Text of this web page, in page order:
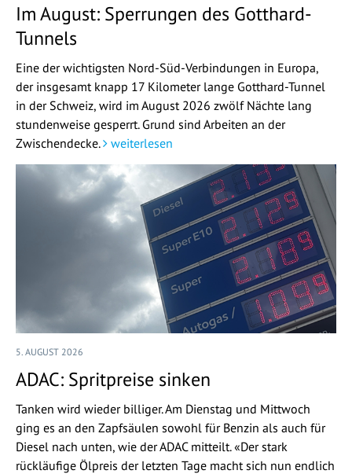
Im August: Sperrungen des Gotthard-
Tunnels
Eine der wichtigsten Nord-Süd-Verbindungen in Europa,
der insgesamt knapp 17 Kilometer lange Gotthard-Tunnel
in der Schweiz, wird im August 2026 zwölf Nächte lang
stundenweise gesperrt. Grund sind Arbeiten an der
Zwischendecke.
weiterlesen
5. AUGUST 2026
ADAC: Spritpreise sinken
Tanken wird wieder billiger. Am Dienstag und Mittwoch
ging es an den Zapfsäulen sowohl für Benzin als auch für
Diesel nach unten, wie der ADAC mitteilt. «Der stark
rückläufige Ölpreis der letzten Tage macht sich nun endlich